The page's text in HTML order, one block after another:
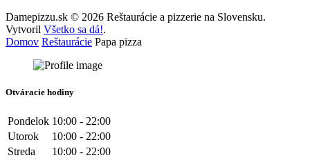
Damepizzu.sk © 2026 Reštaurácie a pizzerie na Slovensku.
Vytvoril Všetko sa dá!.
Domov Reštaurácie Papa pizza
Otváracie hodiny
Pondelok 10:00 - 22:00
Utorok
10:00 - 22:00
Streda
10:00 - 22:00